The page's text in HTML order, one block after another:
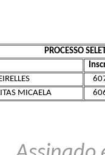
PROCESSO
MICAELA